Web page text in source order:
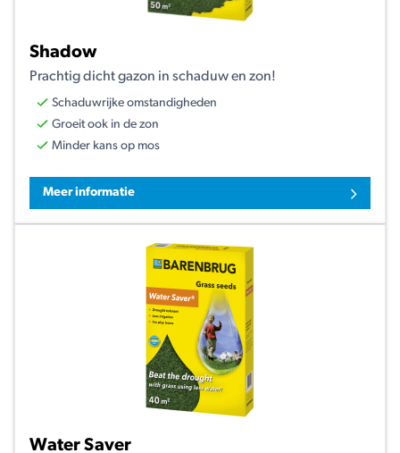
Shadow
Prachtig dicht gazon in schaduw en zon!
Schaduwrijke omstandigheden
Groeit ook in de zon
Minder kans op mos
Meer informatie
Water Saver